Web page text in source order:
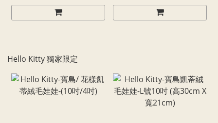
Hello Kitty 獨家限定